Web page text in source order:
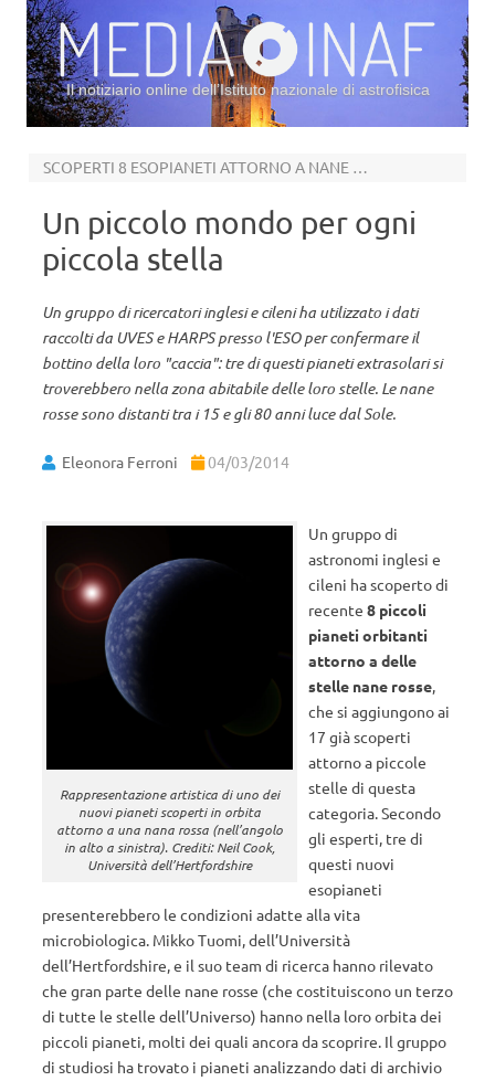
Il notiziario online dell’Istituto nazionale di astrofisica
SCOPERTI 8 ESOPIANETI ATTORNO A NANE ROSSE
Un piccolo mondo per ogni
piccola stella
Un gruppo di ricercatori inglesi e cileni ha utilizzato i dati
raccolti da UVES e HARPS presso l'ESO per confermare il
bottino della loro "caccia": tre di questi pianeti extrasolari si
troverebbero nella zona abitabile delle loro stelle. Le nane
rosse sono distanti tra i 15 e gli 80 anni luce dal Sole.
Eleonora Ferroni 04/03/2014
Rappresentazione artistica di uno dei
nuovi pianeti scoperti in orbita
attorno a una nana rossa (nell’angolo
in alto a sinistra). Crediti: Neil Cook,
Università dell’Hertfordshire
Un gruppo di
astronomi inglesi e
cileni ha scoperto di
recente8 piccoli
pianeti orbitanti
attorno a delle
stelle nane rosse,
che si aggiungono ai
17 già scoperti
attorno a piccole
stelle di questa
categoria. Secondo
gli esperti, tre di
questi nuovi
esopianeti
presenterebbero le condizioni adatte alla vita
microbiologica. Mikko Tuomi, dell’Università
dell’Hertfordshire, e il suo team di ricerca hanno rilevato
che gran parte delle nane rosse (che costituiscono un terzo
di tutte le stelle dell’Universo) hanno nella loro orbita dei
piccoli pianeti, molti dei quali ancora da scoprire. Il gruppo
di studiosi ha trovato i pianeti analizzando dati di archivio